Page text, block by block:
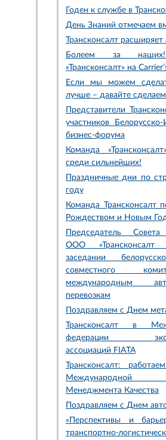
Годен к службе в
День Знаний отмечаем
Трансконсалт расширяет
Болеем за
«Трансконсалт» на
Если мы можем
лучше – давайте
Представители
участников Белорусско-
бизнес-форума
Команда
среди сильнейших!
Праздничные дни по
году
Команда Трансконсалт
Рождеством и Новым
Председатель
ООО «Трансконсалт
заседании
совместного
международным
перевозкам
Поздравляем с Днем
Трансконсалт в
федерации
ассоциаций FIATA
Трансконсалт:
Международной
Менеджмента Качества
Поздравляем с Днем
«Перспективы и
транспортно-